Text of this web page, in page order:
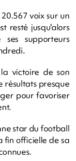
voix sur un
resté jusqu'alors
ses supporteurs
victoire de son
résultats presque
pour favoriser
star du football
fin officielle de sa